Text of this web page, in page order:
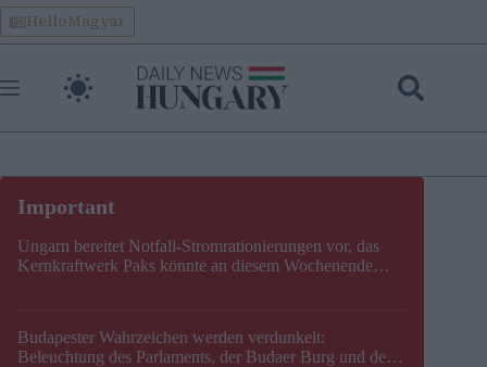
Skip
to
content
HelloMagyar
Ungarn bereitet Notfall-Stromrationierungen vor, das
Kernkraftwerk Paks könnte an diesem Wochenende
Budapester Wahrzeichen werden verdunkelt:
Beleuchtung des Parlaments, der Budaer Burg und der